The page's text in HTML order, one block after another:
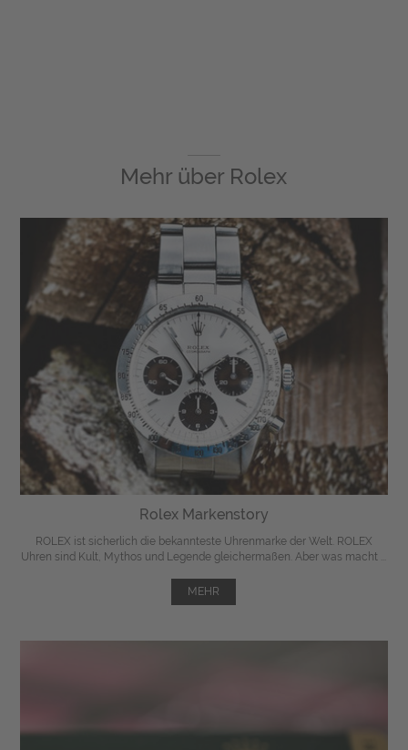
Mehr über Rolex
Rolex Markenstory
ROLEX ist sicherlich die bekannteste Uhrenmarke der Welt. ROLEX
Uhren sind Kult, Mythos und Legende gleichermaßen. Aber was macht ...
MEHR